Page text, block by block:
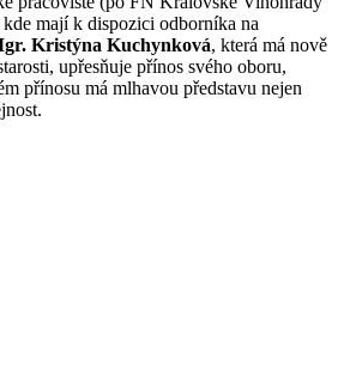
mají k dispozici odborníka na
Kristýna Kuchynková, která má nově
upřesňuje přínos svého oboru,
přínosu má mlhavou představu nejen